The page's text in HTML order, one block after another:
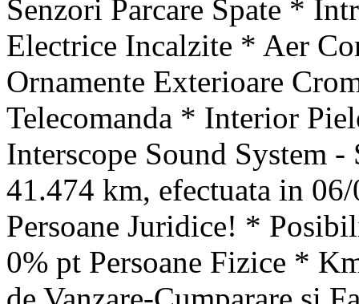
Senzori Parcare Spate *
Electrice Incalzite * Aer
Ornamente Exterioare
Telecomanda * Interior
Interscope Sound System
41.474 km, efectuata in
Persoane Juridice! *
0% pt Persoane Fizice *